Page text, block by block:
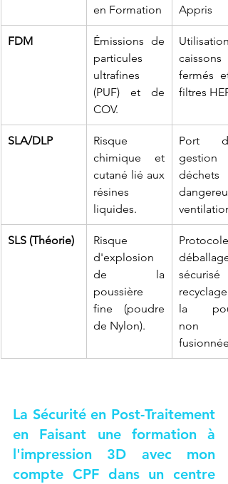
en Formation
Appris
FDM
Émissions de
particules
ultrafines
(PUF) et de
COV.
caissons
fermés
filtres
SLA/DLP
Risque
chimique et
cutané lié aux
résines
liquides.
Port
gestion
déchets
ventilation.
SLS (Théorie)
Risque
d'explosion
de la
poussière
fine (poudre
de Nylon).
déballage
la
non
fusionnée.
La Sécurité en Post-Traitement
en Faisant une formation à
l'impression 3D avec mon
compte CPF dans un centre